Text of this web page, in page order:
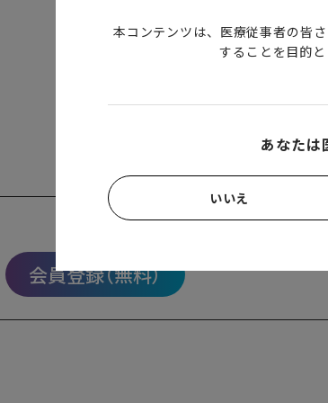
会員登録（無料）
本コンテンツは、医療従事者の皆
することを目的
あなたは
いいえ